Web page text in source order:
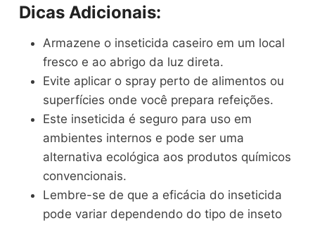
Dicas Adicionais:
Armazene o inseticida caseiro em um local
fresco e ao abrigo da luz direta.
Evite aplicar o spray perto de alimentos ou
superfícies onde você prepara refeições.
Este inseticida é seguro para uso em
ambientes internos e pode ser uma
alternativa ecológica aos produtos químicos
convencionais.
Lembre-se de que a eficácia do inseticida
pode variar dependendo do tipo de inseto